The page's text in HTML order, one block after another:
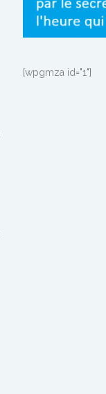
[wpgmza id="1"]